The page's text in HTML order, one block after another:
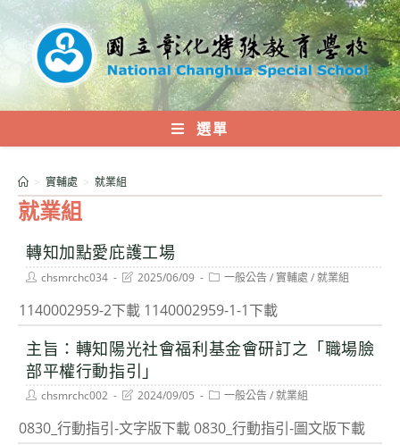
內
選單
就業組
> 實輔處 > 就業組
轉知加點愛庇護工場
Postchsmrchc034
Post
modified:
2025/06/09
Post一般公告/ 實輔處 /就業組
1140002959-2下載 1140002959-1-1下載
主旨：轉知陽光社會福利基金會研訂之「職場臉
部平權行動指引」
Postchsmrchc002
Post
modified:
2024/09/05
Post一般公告/就業組
0830_行動指引-文字版下載 0830_行動指引-圖文版下載